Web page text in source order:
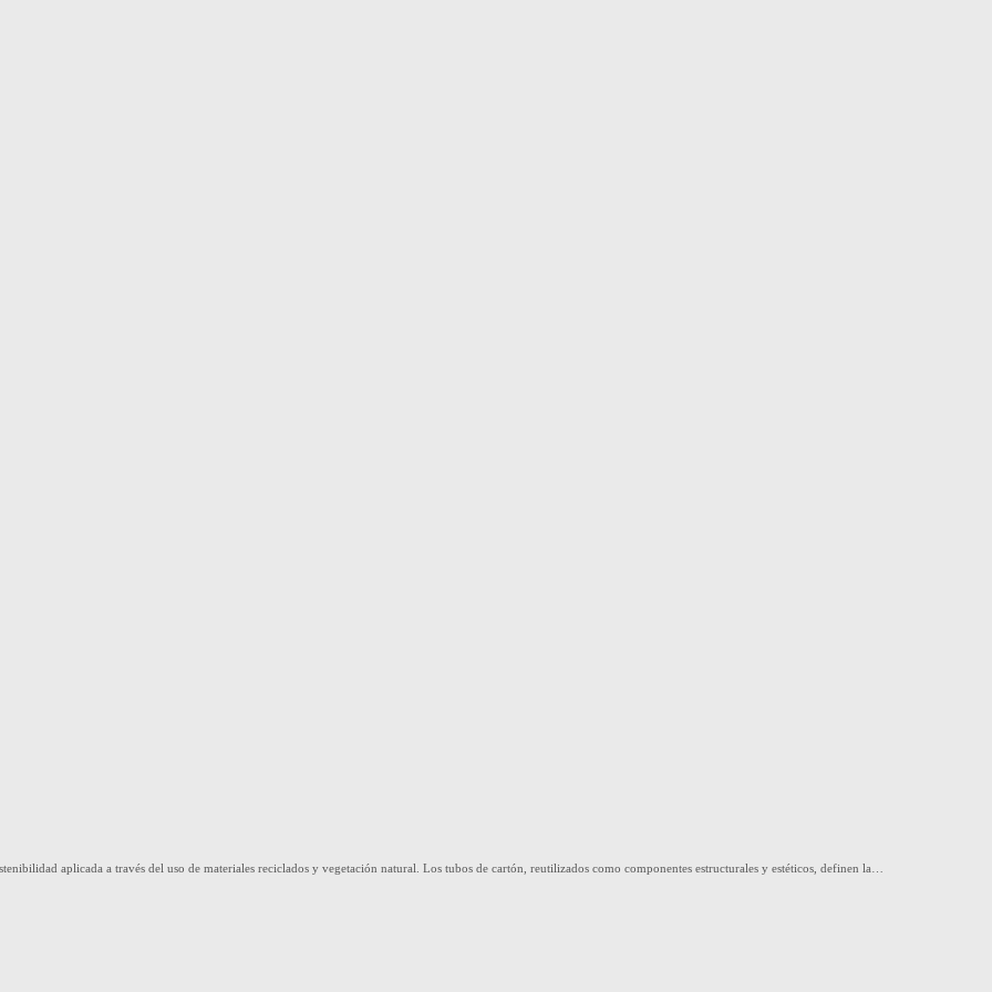
aplicada a través del uso de materiales reciclados y vegetación natural. Los tubos de cartón, reutilizados como componentes estructurales y estéticos, definen la…